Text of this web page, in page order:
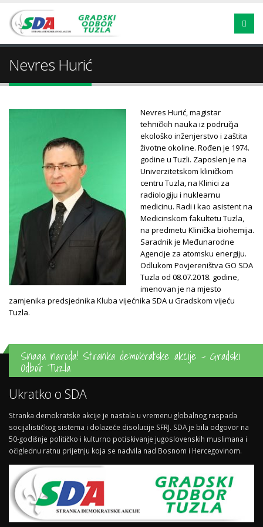
Nevres Hurić
Nevres Hurić, magistar
tehničkih nauka iz područja
ekološko inženjerstvo i zaštita
životne okoline. Rođen je 1974.
godine u Tuzli. Zaposlen je na
Univerzitetskom kliničkom
centru Tuzla, na Klinici za
radiologiju i nuklearnu
medicinu. Radi i kao asistent na
Medicinskom fakultetu Tuzla,
na predmetu Klinička biohemija.
Saradnik je Međunarodne
Agencije za atomsku energiju.
Odlukom Povjereništva GO SDA
Tuzla od 08.07.2018. godine,
imenovan je na mjesto
zamjenika predsjednika Kluba vijećnika SDA u Gradskom vijeću
Tuzla.
Snaga naroda! Stranka demokratske akcije - Gradski
Odbor Tuzla
Ukratko o SDA
Stranka demokratske akcije je nastala u vremenu globalnog raspada
socijalističkog sistema i dolazeće disolucije SFRJ. SDA je bila odgovor na
50-godišnje političko i kulturno potiskivanje jugoslovenskih muslimana i
očiglednu ratnu prijetnju koja se nadvila nad Bosnom i Hercegovinom.